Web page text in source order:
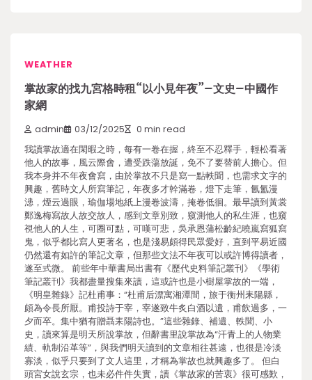
WEATHER
掌故家的找九宮格時租“以小見年夜”–文史–中國作
家網
admin 03/12/2025 0 min read
我讀掌故適在閑暇之時，每有一卷在握，終至不忍釋手，輕松看著
他人的故事，風云際會，遭受跌蕩放誕，免不了要替前人擔心。但
我本身并不年夜會寫，由於掌故不只是寫一點軼聞，也需求文字的
興趣，舊時文人所寫筆記，年夜多才幹滿卷，燈下走筆，氤氳漫
漶，煙云過眼，瑜伽場地紙上漫卷波濤，掩卷低徊。最早讀到黃裳
鄭逸梅寫故人故交故人，感到文章別致，窺測他人的私生涯，也窺
視他人的人生，可圈可點，可嘆可悲，吳承恩蒲松齡紀曉嵐寫狐寫
鬼，似乎都比寫人更著名，也是淺易頗得民眾愛好，直到平易近國
仍然還有如許的筆記文章，但那些文法不年夜可以或許博得讀者，
遂至式微。 前些年中華書局出書有《歷代史料筆記叢刊》《學術
筆記叢刊》我都盡量搜集來讀，這或許也是小樹屋掌故的一端，
《明皇雜錄》記杜甫事：“杜甫后漂寓湘潭間，旅于衡州耒陽縣，
頗為令長所厭。甫投詩于宰，宰遂致牛炙白酒以遺，甫飲過多，一
夕而卒。集中猶有贈聶耒陽詩也。”這些雜錄、補遺、軼聞、小
史，讀來算是明天所說掌故，但辭書里說掌故為“汗青上的人物業
績、軌制沿革等”，與我們明天讀到的文章相往甚遠，也很是冷淡
寡淡，似乎只要到了文人這里，才稱為掌故也就興趣多了。 但白
頭宮女說玄宗，也未必件件失實，讀《掌故家的苦衷》很可感歎，